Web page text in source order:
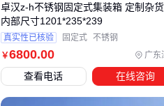
考虑户外储能集装箱
带自卸功能的
四、哪些配套设备
￥6800.00 广东
卓汉z-h不锈钢固定式集装箱 定制杂
内部尺寸1201*235*239
真实性已核验 固定式 不锈钢
查看电话 在线咨询